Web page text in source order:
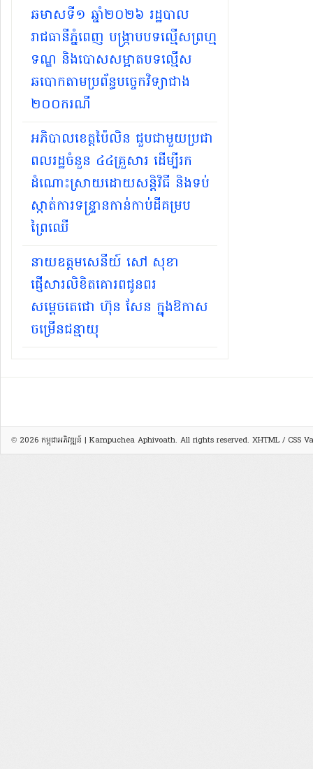
ឆមាសទី១ ឆ្នាំ២០២៦​ រដ្ឋបាល
រាជធានីភ្នំពេញ បង្ក្រាបបទល្មើសព្រហ្ម
ទណ្ឌ និងបោសសម្អាតបទល្មើស
ឆបោកតាមប្រព័ន្ធបច្ចេកវិទ្យាជាង
២០០ករណី
អភិបាលខេត្តប៉ៃលិន ជួបជាមួយប្រជា
ពលរដ្ឋចំនួន ៤៤គ្រួសារ ដើម្បីរក
ដំណោះស្រាយដោយសន្តិវិធី និងទប់
ស្កាត់ការទន្ទ្រានកាន់កាប់ដីគម្រប
ព្រៃឈើ
នាយឧត្តមសេនីយ៍ សៅ សុខា
ផ្ញើសារលិខិតគោរពជូនពរ
សម្ដេចតេជោ ហ៊ុន សែន ក្នុងឱកាស
ចម្រើនជន្មាយុ
© 2026 កម្ពុជាអភិវឌ្ឍន៍ | Kampuchea Aphivoath. All rights reserved. XHTML / CSS